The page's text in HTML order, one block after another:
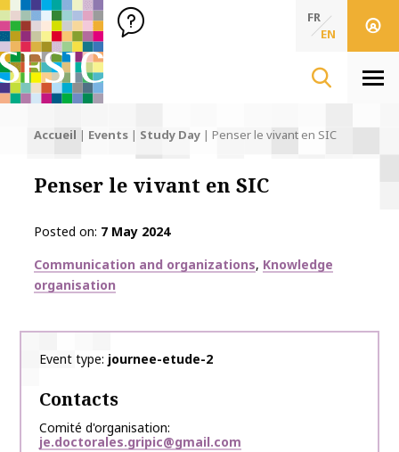
SFSIC Société Française des Sciences de l'Information & de
Société Française des Sciences de
FR
EN
Accueil | Events | Study Day | Penser le vivant en SIC
Penser le vivant en SIC
Posted on 7 May 2024
Thématiques
Communication and organizations Knowledge
organisation
Event type journee-etude-2
Contacts
Comité d'organisation
je.doctorales.gripic@gmail.com